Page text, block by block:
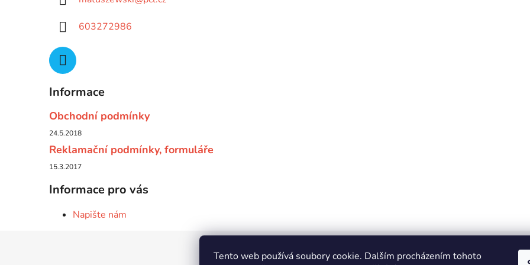
Tento web používá soubory cookie. Dalším procházením tohoto
603272986
Informace
Obchodní podmínky
24.5.2018
Reklamační podmínky, formuláře
15.3.2017
Informace pro vás
Napište nám